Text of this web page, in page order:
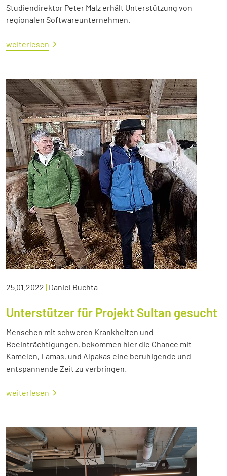
Studiendirektor Peter Malz erhält Unterstützung von
regionalen Softwareunternehmen.
weiterlesen
25.01.2022 | Daniel Buchta
Unterstützer für Projekt Sultan gesucht
Menschen mit schweren Krankheiten und
Beeinträchtigungen, bekommen hier die Chance mit
Kamelen, Lamas, und Alpakas eine beruhigende und
entspannende Zeit zu verbringen.
weiterlesen